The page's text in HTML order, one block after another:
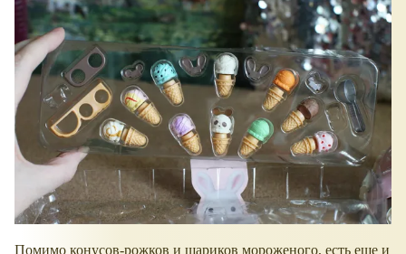
Помимо конусов-рожков и шариков мороженого, есть еще и